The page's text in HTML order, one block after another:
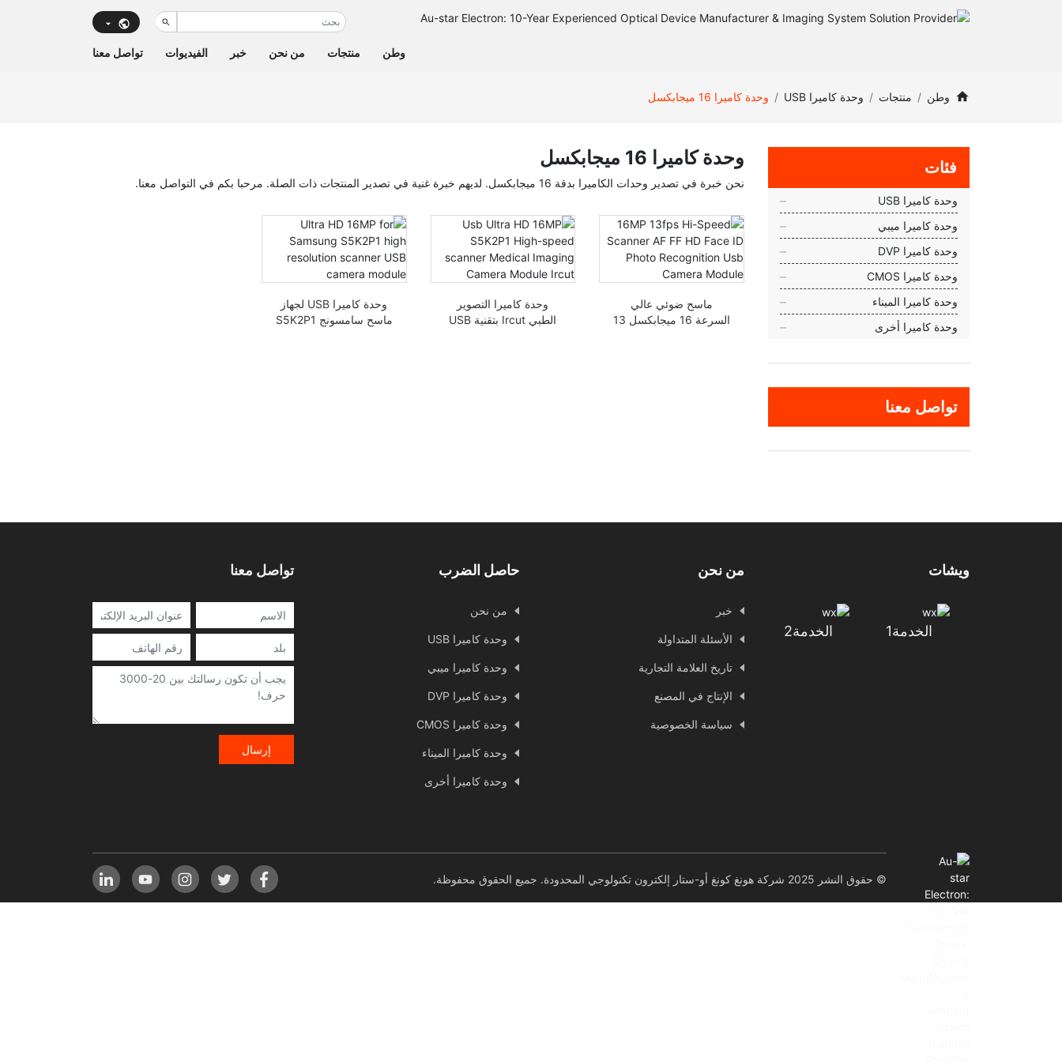
وطن منتجات من نحن خبر الفيديوات تواصل معنا
وطن منتجات وحدة كاميرا USB وحدة كاميرا 16 ميجابكسل
فئات
وحدة كاميرا USB
وحدة كاميرا ميبي
وحدة كاميرا DVP
وحدة كاميرا CMOS
وحدة كاميرا الميناء
وحدة كاميرا أخرى
تواصل معنا
وحدة كاميرا 16 ميجابكسل
نحن خبرة في تصدير وحدات الكاميرا بدقة 16 ميجابكسل. لديهم خبرة غنية في تصدير المنتجات ذات الصلة. مرحبا بكم في التواصل معنا.
ماسح ضوئي عالي
السرعة 16 ميجابكسل 13
وحدة كاميرا التصوير
الطبي Ircut بتقنية USB
وحدة كاميرا USB لجهاز
ماسح سامسونج S5K2P1
ويشات
الخدمة1 الخدمة2
من نحن
خبر
الأسئلة المتداولة
تاريخ العلامة التجارية
الإنتاج في المصنع
سياسة الخصوصية
حاصل الضرب
من نحن
وحدة كاميرا USB
وحدة كاميرا ميبي
وحدة كاميرا DVP
وحدة كاميرا CMOS
وحدة كاميرا الميناء
وحدة كاميرا أخرى
تواصل معنا
إرسال
© حقوق النشر 2025 شركة هونغ كونغ أو-ستار إلكترون تكنولوجي المحدودة. جميع الحقوق محفوظة.